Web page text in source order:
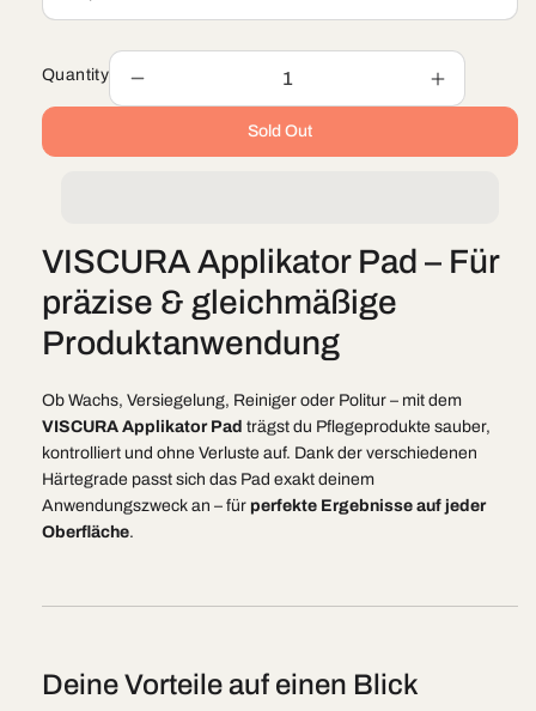
Quantity
quantity
Applikator
Increase
quantity
Applikator
Sold Out
VISCURA Applikator Pad – Für
präzise & gleichmäßige
Produktanwendung
Ob Wachs, Versiegelung, Reiniger oder Politur – mit dem
VISCURA Applikator Pad trägst du Pflegeprodukte sauber,
kontrolliert und ohne Verluste auf. Dank der verschiedenen
Härtegrade passt sich das Pad exakt deinem
Anwendungszweck an – für perfekte Ergebnisse auf jeder
Oberfläche.
Deine Vorteile auf einen Blick